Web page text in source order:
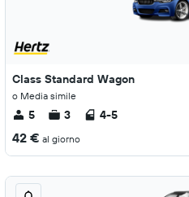
Class Standard Wagon
o Media simile
5 3 4-5
42 € al giorno